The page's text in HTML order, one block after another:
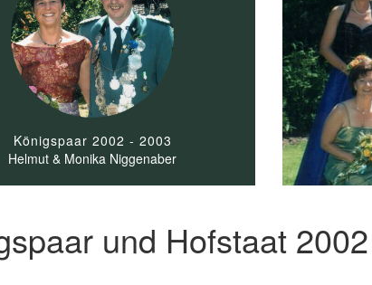
Königspaar 2002 - 2003
Helmut & Monika Niggenaber
und Hofstaat